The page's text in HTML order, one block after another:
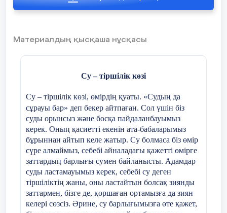
жұмыстары өңірімізде де қазақ тілін
асырылатын болады.Аталған жұмыстарды
тез арада тиянақты атқарсақ, бұл
Әліпбиді ауыстыру аса маңызды іс,
халықаралық конференция жұмысы осы
маңызды мәселенің теориялық және
практикалық сұрақтарын ортаға салуға,
сарапшы-ғалымдарымыздың пікірлерімен
бөлісуге, ортақ шешім қабылдауға
бағытталып отыр. Соның ішінде латын
графикасына ертерек көшкен туыстас
түркі тілдес елдердің тәжірибесі, шетелдік
ғалымдардың осы мәселеге қатысты
салиқалы пікірлеріне құлақ түреміз.
өзіміздің қоғам
Енді 3 топқа
қалайсыңдар?
2.Не себепті бұл
3..Ата анаңыздың
4.Бұл маман иесі
тереңдетіліп
5.Жаксы маман иесі
Материалдың қысқаша нұсқасы
Су – тіршілік көзі
Су – тіршілік көзі, өмірдің қуаты. «Судың да
сұрауы бар» деп бекер айтпаған. Сол үшін біз
суды орынсыз және босқа пайдаланбауымыз
керек. Оның қасиетті екенін ата-бабаларымыз
бұрыннан айтып келе жатыр. Су болмаса біз өмір
сүре алмаймыз, себебі айналадағы қажетті өмірге
заттардың барлығы сумен байланысты. Адамдар
суды ластамауымыз керек, себебі су деген
тіршіліктің жаны, оны ластайтын болсақ зиянды
заттармен, бізге де, қоршаған ортамызға да зиян
келері сөзсіз. Әрине, су барлығымызға өте қажет,